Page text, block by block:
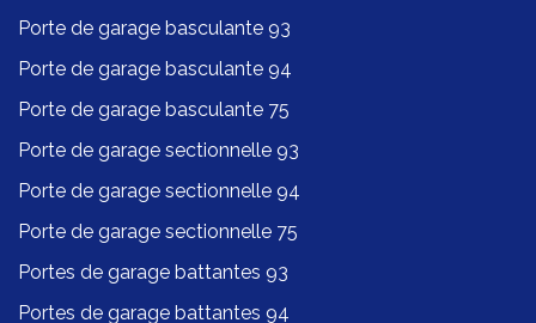
Porte de garage basculante 93
Porte de garage basculante 94
Porte de garage basculante 75
Porte de garage sectionnelle 93
Porte de garage sectionnelle 94
Porte de garage sectionnelle 75
Portes de garage battantes 93
Portes de garage battantes 94